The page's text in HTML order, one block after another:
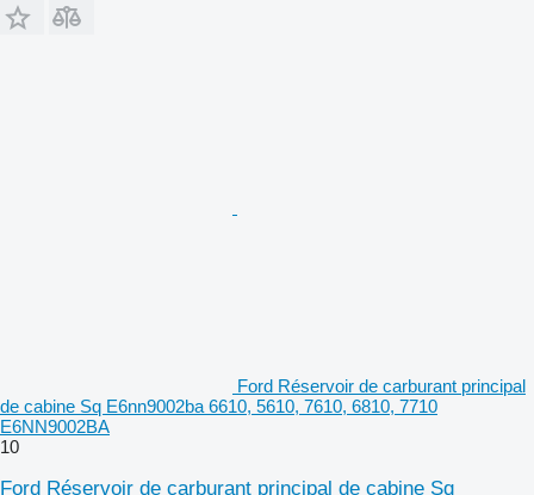
Ford Réservoir de carburant principal
de cabine Sq E6nn9002ba 6610, 5610, 7610, 6810, 7710
E6NN9002BA
10
Ford Réservoir de carburant principal de cabine Sq